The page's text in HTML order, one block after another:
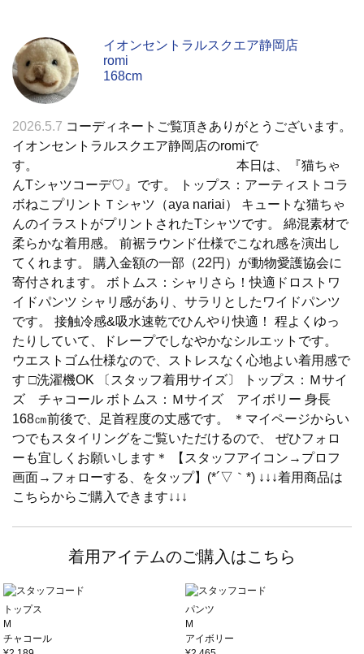
イオンセントラルスクエア静岡店
romi
168cm
2026.5.7 コーディネートご覧頂きありがとうございます。
イオンセントラルスクエア静岡店のromiで
す。 本日は、『猫ちゃ
んTシャツコーデ♡』です。 トップス：アーティストコラ
ボねこプリントＴシャツ（aya nariai） キュートな猫ちゃ
んのイラストがプリントされたTシャツです。 綿混素材で
柔らかな着用感。 前裾ラウンド仕様でこなれ感を演出し
てくれます。 購入金額の一部（22円）が動物愛護協会に
寄付されます。 ボトムス：シャリさら！快適ドロストワ
イドパンツ シャリ感があり、サラリとしたワイドパンツ
です。 接触冷感&吸水速乾でひんやり快適！ 程よくゆっ
たりしていて、ドレープでしなやかなシルエットです。
ウエストゴム仕様なので、ストレスなく心地よい着用感で
す □洗濯機OK 〔スタッフ着用サイズ〕 トップス：Ｍサイ
ズ チャコール ボトムス：Ｍサイズ アイボリー 身長
168㎝前後で、足首程度の丈感です。 ＊マイページからい
つでもスタイリングをご覧いただけるので、 ぜひフォロ
ーも宜しくお願いします＊ 【スタッフアイコン→プロフ
画面→フォローする、をタップ】(*´▽｀*) ↓↓↓着用商品は
こちらからご購入できます↓↓↓
着用アイテムのご購入はこちら
トップス
M
チャコール
パンツ
M
アイボリー